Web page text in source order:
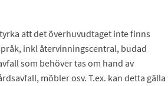
att det överhuvudtaget inte finns
inkl återvinningscentral, budad
som behöver tas om hand av
möbler osv. T.ex. kan detta gälla